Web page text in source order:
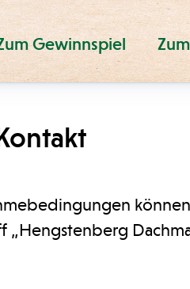
Gewinnspiel
„Hengstenberg